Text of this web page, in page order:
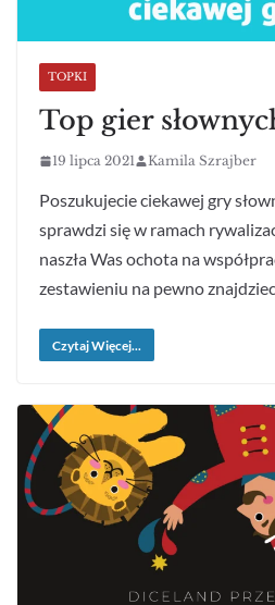
TOPKI
Top gier
19 lipca 2021 Kamila Szrajber
Poszukujecie ciekawej gry
sprawdzi się w ramach
naszła Was ochota na
zestawieniu na pewno
Czytaj Więcej...